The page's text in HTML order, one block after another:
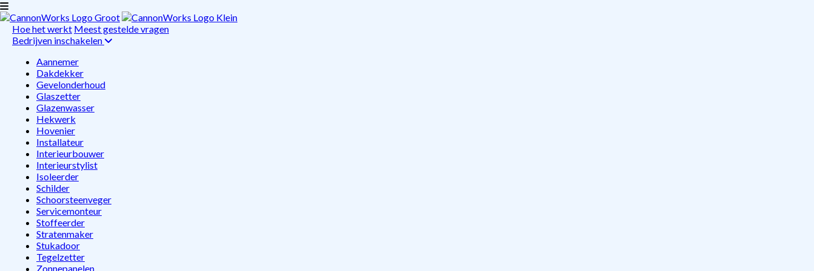
Hoe het werkt Meest gestelde vragen
Bedrijven inschakelen
Aannemer
Dakdekker
Gevelonderhoud
Glaszetter
Glazenwasser
Hekwerk
Hovenier
Installateur
Interieurbouwer
Interieurstylist
Isoleerder
Schilder
Schoorsteenveger
Servicemonteur
Stoffeerder
Stratenmaker
Stukadoor
Tegelzetter
Zonnepanelen